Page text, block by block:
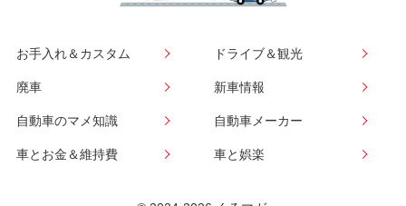
お手入れ＆カスタム ドライブ＆観光
廃車 新車情報
自動車のマメ知識 自動車メーカー
車とお金＆維持費 車と娯楽